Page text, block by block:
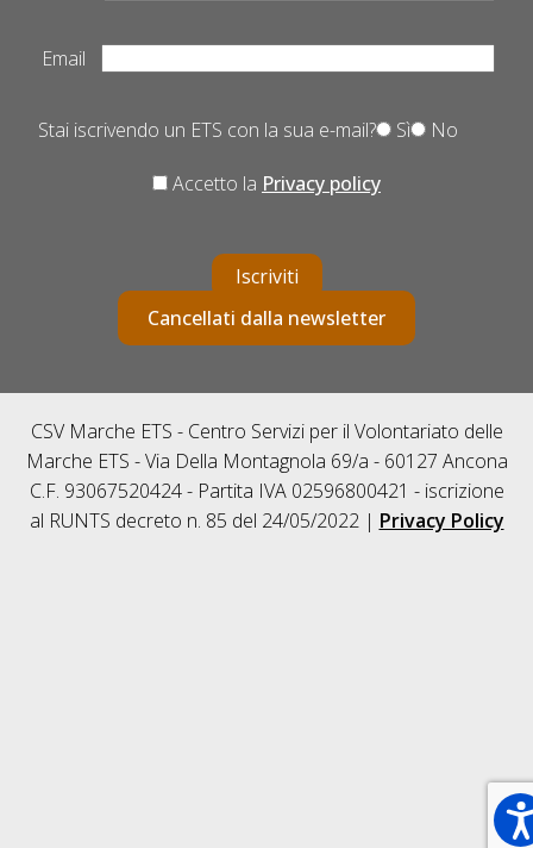
Email
Stai iscrivendo un ETS con la sua e-mail? Sì No
Accetto la Privacy policy
Iscriviti
Cancellati dalla newsletter
CSV Marche ETS - Centro Servizi per il Volontariato delle
Marche ETS - Via Della Montagnola 69/a - 60127 Ancona
C.F. 93067520424 - Partita IVA 02596800421 - iscrizione
al RUNTS decreto n. 85 del 24/05/2022 | Privacy Policy